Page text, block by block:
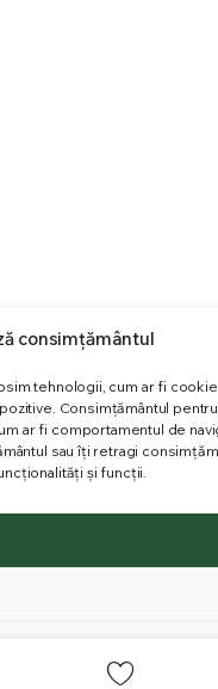
consimțământul
tehnologii, cum ar fi
Consimțământul
ar fi comportamentul de
sau îți retragi
și funcții.